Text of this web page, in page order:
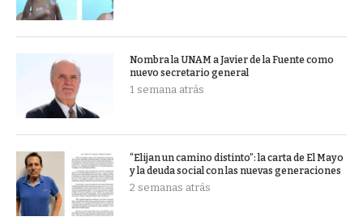
Nombra la UNAM a Javier de la Fuente como
nuevo secretario general
1 semana atrás
“Elijan un camino distinto”: la carta de El Mayo
y la deuda social con las nuevas generaciones
2 semanas atrás